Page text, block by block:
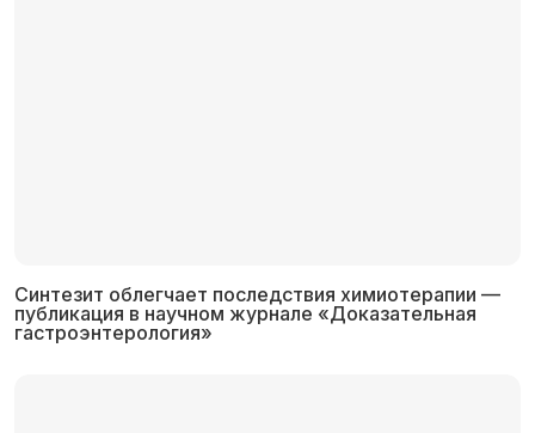
Синтезит облегчает последствия химиотерапии —
публикация в научном журнале «Доказательная
гастроэнтерология»